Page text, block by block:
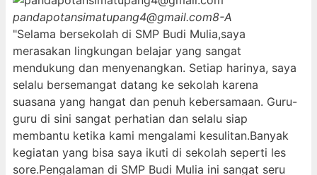
pandapotansimatupang4@gmail.com8-A
"Selama bersekolah di SMP Budi Mulia,saya
merasakan lingkungan belajar yang sangat
mendukung dan menyenangkan. Setiap harinya, saya
selalu bersemangat datang ke sekolah karena
suasana yang hangat dan penuh kebersamaan. Guru-
guru di sini sangat perhatian dan selalu siap
membantu ketika kami mengalami kesulitan.Banyak
kegiatan yang bisa saya ikuti di sekolah seperti les
sore.Pengalaman di SMP Budi Mulia ini sangat seru